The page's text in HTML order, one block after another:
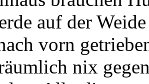
auf der
vorn
nix